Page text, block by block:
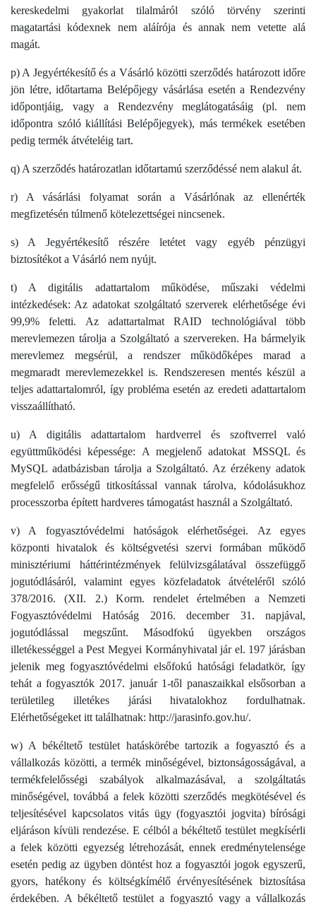
kereskedelmi gyakorlat tilalmáról szóló törvény szerinti
magatartási kódexnek nem aláírója és annak nem vetette alá
magát.
p) A Jegyértékesítő és a Vásárló közötti szerződés határozott időre
jön létre, időtartama Belépőjegy vásárlása esetén a Rendezvény
időpontjáig, vagy a Rendezvény meglátogatásáig (pl. nem
időpontra szóló kiállítási Belépőjegyek), más termékek esetében
pedig termék átvételéig tart.
q) A szerződés határozatlan időtartamú szerződéssé nem alakul át.
r) A vásárlási folyamat során a Vásárlónak az ellenérték
megfizetésén túlmenő kötelezettségei nincsenek.
s) A Jegyértékesítő részére letétet vagy egyéb pénzügyi
biztosítékot a Vásárló nem nyújt.
t) A digitális adattartalom működése, műszaki védelmi
intézkedések: Az adatokat szolgáltató szerverek elérhetősége évi
99,9% feletti. Az adattartalmat RAID technológiával több
merevlemezen tárolja a Szolgáltató a szervereken. Ha bármelyik
merevlemez megsérül, a rendszer működőképes marad a
megmaradt merevlemezekkel is. Rendszeresen mentés készül a
teljes adattartalomról, így probléma esetén az eredeti adattartalom
visszaállítható.
u) A digitális adattartalom hardverrel és szoftverrel való
együttműködési képessége: A megjelenő adatokat MSSQL és
MySQL adatbázisban tárolja a Szolgáltató. Az érzékeny adatok
megfelelő erősségű titkosítással vannak tárolva, kódolásukhoz
processzorba épített hardveres támogatást használ a Szolgáltató.
v) A fogyasztóvédelmi hatóságok elérhetőségei. Az egyes
központi hivatalok és költségvetési szervi formában működő
minisztériumi háttérintézmények felülvizsgálatával összefüggő
jogutódlásáról, valamint egyes közfeladatok átvételéről szóló
378/2016. (XII. 2.) Korm. rendelet értelmében a Nemzeti
Fogyasztóvédelmi Hatóság 2016. december 31. napjával,
jogutódlással megszűnt. Másodfokú ügyekben országos
illetékességgel a Pest Megyei Kormányhivatal jár el. 197 járásban
jelenik meg fogyasztóvédelmi elsőfokú hatósági feladatkör, így
tehát a fogyasztók 2017. január 1-től panaszaikkal elsősorban a
területileg illetékes járási hivatalokhoz fordulhatnak.
Elérhetőségeket itt találhatnak: http://jarasinfo.gov.hu/.
w) A békéltető testület hatáskörébe tartozik a fogyasztó és a
vállalkozás közötti, a termék minőségével, biztonságosságával, a
termékfelelősségi szabályok alkalmazásával, a szolgáltatás
minőségével, továbbá a felek közötti szerződés megkötésével és
teljesítésével kapcsolatos vitás ügy (fogyasztói jogvita) bírósági
eljáráson kívüli rendezése. E célból a békéltető testület megkísérli
a felek közötti egyezség létrehozását, ennek eredménytelensége
esetén pedig az ügyben döntést hoz a fogyasztói jogok egyszerű,
gyors, hatékony és költségkímélő érvényesítésének biztosítása
érdekében. A békéltető testület a fogyasztó vagy a vállalkozás